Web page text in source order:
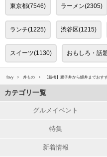
東京都(7546) ラーメン(2305)
ランチ(1225) 渋谷区(1215)
スイーツ(1130) おもしろ・話
favy 丼もの 【新橋】親子丼から鰻丼までおす
カテゴリ一覧
グルメイベント
特集
新着情報